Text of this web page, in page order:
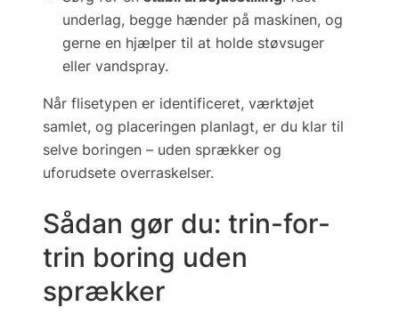
underlag, begge hænder på maskinen, og
gerne en hjælper til at holde støvsuger
eller vandspray.
Når flisetypen er identificeret, værktøjet
samlet, og placeringen planlagt, er du klar til
selve boringen – uden sprækker og
uforudsete overraskelser.
Sådan gør du: trin-for-
trin boring uden
sprækker